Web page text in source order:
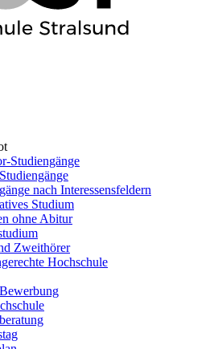
Studiengänge
nach Interessensfeldern
Studium
ohne Abitur
Zweithörer
Hochschule